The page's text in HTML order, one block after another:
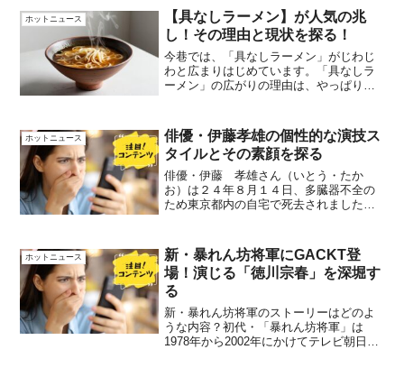
の見直しを迫られ、多額の損失が出ると
して損害賠償請求を...
ホットニュース
【具なしラーメン】が人気の兆
し！その理由と現状を探る！
今巷では、「具なしラーメン」がじわじ
わと広まりはじめています。「具なしラ
ーメン」の広がりの理由は、やっぱりア
メン」人気の兆しの理由連日続くマスコ
ミやメディアの注目のニュ...
ホットニュース
俳優・伊藤孝雄の個性的な演技ス
タイルとその素顔を探る
俳優・伊藤 孝雄さん（いとう・たか
お）は２４年８月１４日、多臓器不全の
ため東京都内の自宅で死去されました。
才能で多くのファンに愛され、昭和を代
表する個性派俳優としての...
ホットニュース
新・暴れん坊将軍にGACKT登
場！演じる「徳川宗春」を深堀す
る
新・暴れん坊将軍のストーリーはどのよ
うな内容？初代・「暴れん坊将軍」は
1978年から2002年にかけてテレビ朝日系